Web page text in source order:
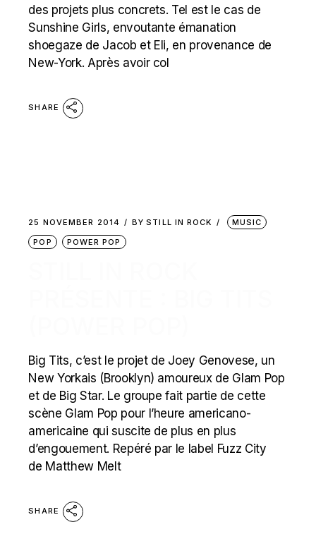
des projets plus concrets. Tel est le cas de
Sunshine Girls, envoutante émanation
shoegaze de Jacob et Eli, en provenance de
New-York. Après avoir col
SHARE
25 NOVEMBER 2014 BY STILL IN ROCK
MUSIC
POP
POWER POP
Big Tits, c’est le projet de Joey Genovese, un
New Yorkais (Brooklyn) amoureux de Glam Pop
et de Big Star. Le groupe fait partie de cette
scène Glam Pop pour l’heure americano-
americaine qui suscite de plus en plus
d’engouement. Repéré par le label Fuzz City
de Matthew Melt
SHARE